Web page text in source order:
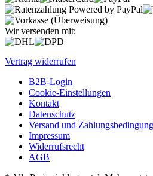
Wir versenden mit:
Vertrag widerrufen
B2B-Login
Cookie-Einstellungen
Kontakt
Datenschutz
Versand und
Impressum
Widerrufsrecht
AGB